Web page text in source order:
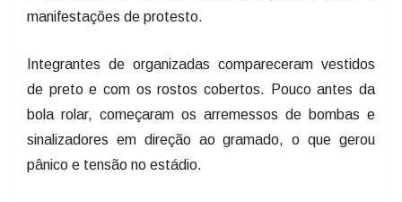
manifestações de protesto.
Integrantes de organizadas compareceram vestidos
de preto e com os rostos cobertos. Pouco antes da
bola rolar, começaram os arremessos de bombas e
sinalizadores em direção ao gramado, o que gerou
pânico e tensão no estádio.